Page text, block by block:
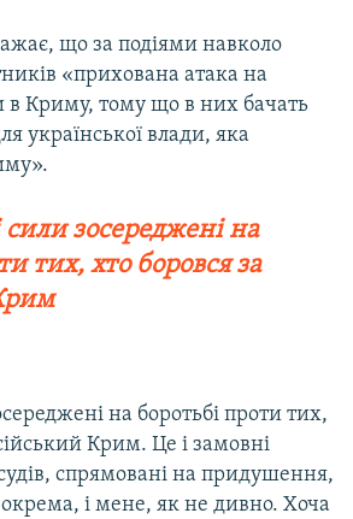
що за подіями навколо
«прихована атака на
в Криму, тому що в них бачать
української влади, яка
сили зосереджені на
тих, хто боровся за
на боротьбі проти тих,
Крим. Це і замовні
судів, спрямовані на придушення,
і мене, як не дивно. Хоча